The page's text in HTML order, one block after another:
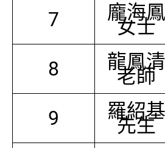
7 龐海鳳
女士
8 龍鳳清
老師
9 羅紹基
先生